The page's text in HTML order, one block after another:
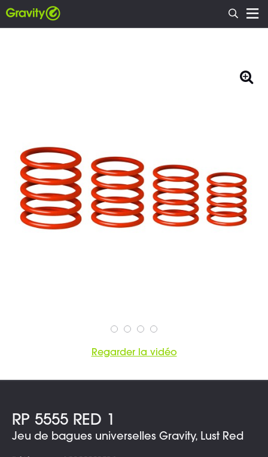
Regarder la vidéo
RP 5555 RED 1
Jeu de bagues universelles Gravity, Lust Red